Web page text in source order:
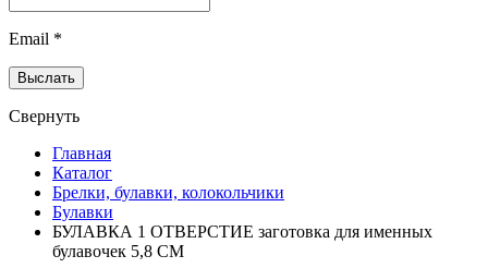
Email *
Свернуть
Главная
Каталог
Брелки, булавки, колокольчики
Булавки
БУЛАВКА 1 ОТВЕРСТИЕ заготовка для именных
булавочек 5,8 СМ